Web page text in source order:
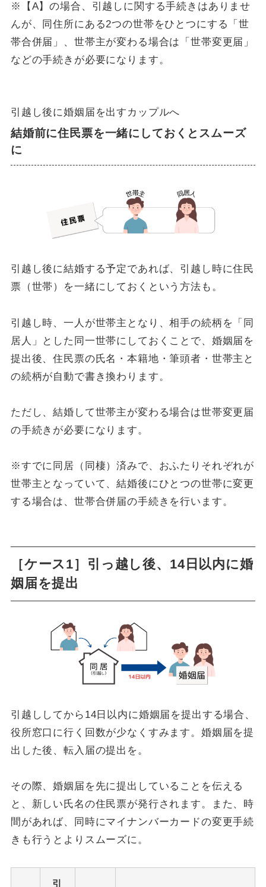
※【A】の場合、引越しに関する手続きはありませ
んが、同住所にある2つの世帯をひとつにする「世
帯合併届」、世帯主が変わる場合は「世帯変更届」
などの手続きが必要になります。
引越し後に婚姻届を出すカップルへ
結婚前に住民票を一緒にしておくとスムーズ
に
引越し後に結婚する予定であれば、引越し時に住民
票（世帯）を一緒にしておくという方法も。
引越し時、一人が世帯主となり、相手の続柄を「同
居人」とした同一世帯にしておくことで、婚姻届を
提出後、住民票の氏名・本籍地・筆頭者・世帯主と
の続柄が自動で書き換わります。
ただし、結婚して世帯主が変わる場合は世帯変更届
の手続きが必要になります。
※すでに同居（同棲）済みで、おふたりそれぞれが
世帯主となっていて、結婚後にひとつの世帯に変更
する場合は、世帯合併届の手続きを行います。
［ケース1］引っ越し後、14日以内に婚
姻届を提出
引越ししてから14日以内に婚姻届を提出する場合、
役所窓口に行く回数が少なくすみます。婚姻届を提
出した後、転入届の提出を。
その際、婚姻届を先に提出していることを伝える
と、新しい氏名の住民票が発行されます。また、時
間があれば、同時にマイナンバーカードの変更手続
きも行うとよりスムーズに。
引